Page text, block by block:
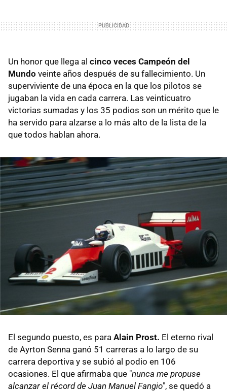
Un honor que llega al cinco veces Campeón del
Mundo veinte años después de su fallecimiento. Un
superviviente de una época en la que los pilotos se
jugaban la vida en cada carrera. Las veinticuatro
victorias sumadas y los 35 podios son un mérito que le
ha servido para alzarse a lo más alto de la lista de la
que todos hablan ahora.
El segundo puesto, es para Alain Prost. El eterno rival
de Ayrton Senna ganó 51 carreras a lo largo de su
carrera deportiva y se subió al podio en 106
ocasiones. El que afirmaba que "nunca me propuse
alcanzar el récord de Juan Manuel Fangio", se quedó a